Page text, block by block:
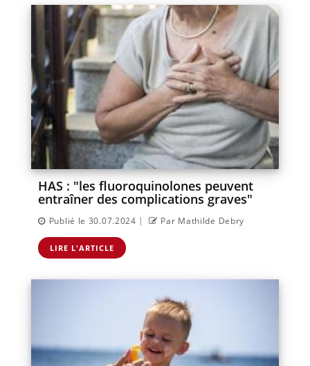
HAS : "les fluoroquinolones peuvent
entraîner des complications graves"
Publié le 30.07.2024 | Par Mathilde Debry
LIRE L'ARTICLE